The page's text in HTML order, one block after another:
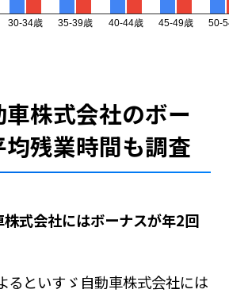
株式会社のボー
残業時間も調査
株式会社にはボーナスが年2回
るといすゞ自動車株式会社には